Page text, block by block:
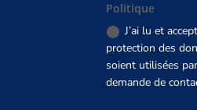
Politique
J’ai lu et
protection des
soient utilisées
demande de